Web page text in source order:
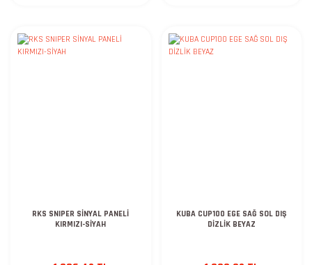
RKS SNIPER SİNYAL PANELİ
KIRMIZI-SİYAH
KUBA CUP100 EGE SAĞ SOL DIŞ
DİZLİK BEYAZ